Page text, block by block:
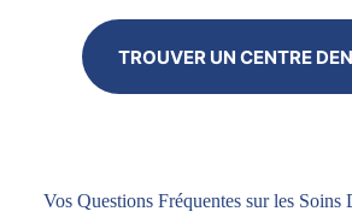
TROUVER UN CENTRE
Vos Questions Fréquentes sur les Soins